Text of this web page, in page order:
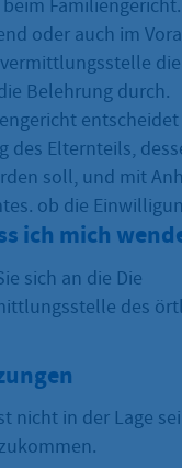
Familiengericht.
oder auch im
Belehrung durch.
des Elternteils,
soll, und mit
ob die
ich mich
sich an die Die
des
nicht in der Lage